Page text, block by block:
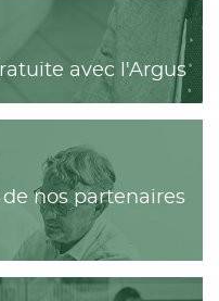
avec l'Argus
nos partenaires